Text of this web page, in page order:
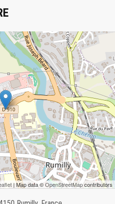
| Map data ©OpenStreetMapcontributors